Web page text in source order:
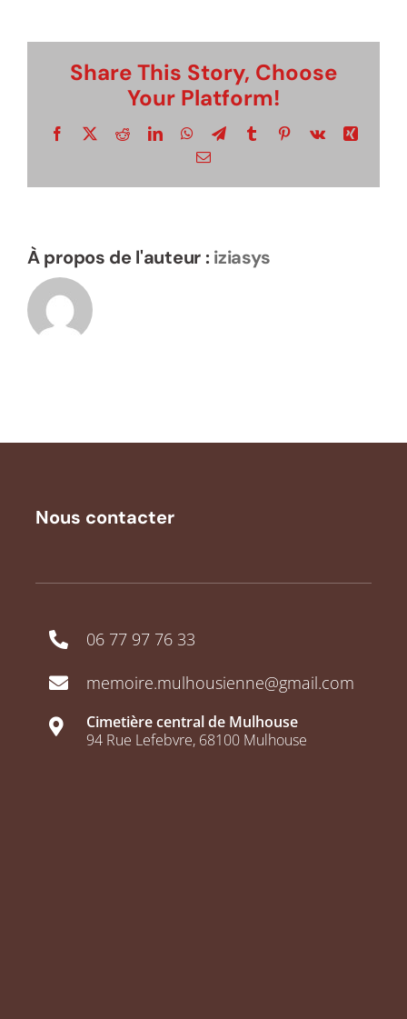
Élément de menu
Share This Story, Choose
Your Platform!
Facebook
X RedditLinkedInWhatsApp
TelegramTumblrPinterest
Vk
Xing
Email
À propos de l'auteur :iziasys
Nous contacter
06 77 97 76 33
memoire.mulhousienne@gmail.com
Cimetière central de Mulhouse
94 Rue Lefebvre, 68100 Mulhouse